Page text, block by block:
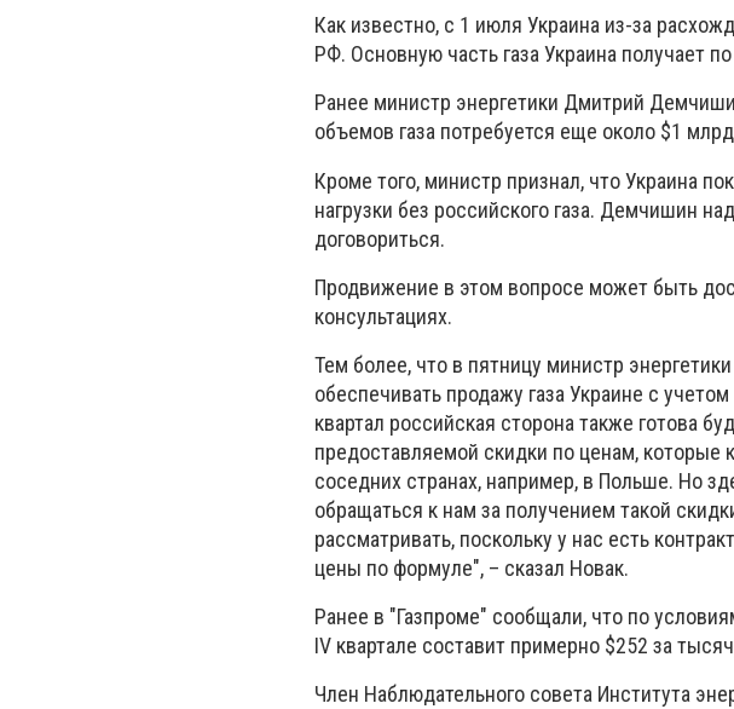
Как известно, с 1 июля Украина из-за
РФ. Основную часть газа Украина получает
Ранее министр энергетики Дмитрий
объемов газа потребуется еще около $1
Кроме того, министр признал, что Украина
нагрузки без российского газа. Демчишин
договориться.
Продвижение в этом вопросе может быть
консультациях.
Тем более, что в пятницу министр
обеспечивать продажу газа Украине с
квартал российская сторона также готова
предоставляемой скидки по ценам,
соседних странах, например, в Польше. Но
обращаться к нам за получением такой
рассматривать, поскольку у нас есть
цены по формуле", – сказал Новак.
Ранее в "Газпроме" сообщали, что по
IV квартале составит примерно $252 за
Член Наблюдательного совета Института